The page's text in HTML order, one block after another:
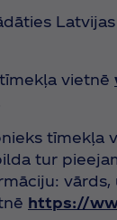
Latvijas
vietnē
tīmekļa
tur
vārds,
https://